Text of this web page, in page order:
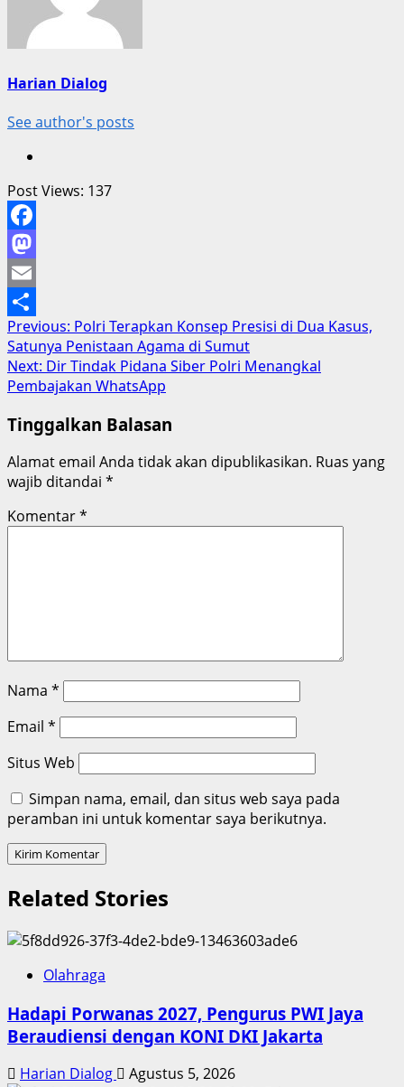
Harian Dialog
See author's posts
Post Views: 137
Facebook
Mastodon
Email
Share
Post
navigation
Previous: Polri Terapkan Konsep Presisi di Dua Kasus,
Satunya Penistaan Agama di Sumut
Next: Dir Tindak Pidana Siber Polri Menangkal
Pembajakan WhatsApp
Tinggalkan Balasan
Alamat email Anda tidak akan dipublikasikan. Ruas yang
wajib ditandai *
Komentar*
Nama *
Email *
Situs Web
Simpan nama, email, dan situs web saya pada
peramban ini untuk komentar saya berikutnya.
Related Stories
Olahraga
Hadapi Porwanas 2027, Pengurus PWI Jaya
Beraudiensi dengan KONI DKI Jakarta
Harian Dialog Agustus 5, 2026